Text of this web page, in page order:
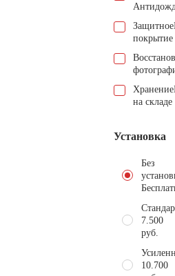
Защитное
покрытие
Хранение
на складе
Установка
Без
7.500
руб.
10.700